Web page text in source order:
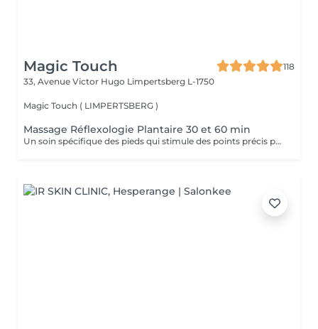
Magic Touch
118
33, Avenue Victor Hugo Limpertsberg L-1750
Magic Touch ( LIMPERTSBERG )
Massage Réflexologie Plantaire 30 et 60 min
Un soin spécifique des pieds qui stimule des points précis pour améliorer le bien-être général et équilibrer le corps.